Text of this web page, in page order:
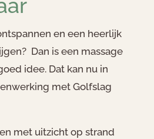
en een heerlijk
Dan is een massage
idee. Dat kan nu in
met Golfslag
met uitzicht op strand